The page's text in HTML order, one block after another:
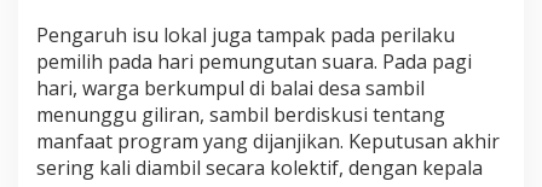
Pengaruh isu lokal juga tampak pada perilaku
pemilih pada hari pemungutan suara. Pada pagi
hari, warga berkumpul di balai desa sambil
menunggu giliran, sambil berdiskusi tentang
manfaat program yang dijanjikan. Keputusan akhir
sering kali diambil secara kolektif, dengan kepala